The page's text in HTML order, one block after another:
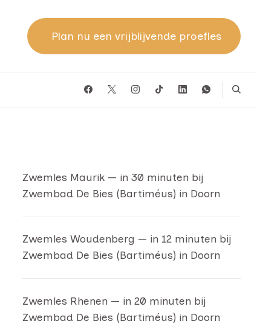
Plan nu een vrijblijvende proefles
Zwemles Maurik — in 30 minuten bij
Zwembad De Bies (Bartiméus) in Doorn
Zwemles Woudenberg — in 12 minuten bij
Zwembad De Bies (Bartiméus) in Doorn
Zwemles Rhenen — in 20 minuten bij
Zwembad De Bies (Bartiméus) in Doorn